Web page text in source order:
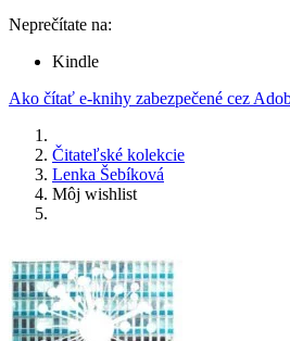
Neprečítate na:
Kindle
Ako čítať e-knihy zabezpečené cez
Čitateľské kolekcie
Lenka Šebíková
Môj wishlist